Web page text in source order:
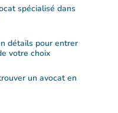
spécialisé dans
détails pour entrer
votre choix
un avocat en